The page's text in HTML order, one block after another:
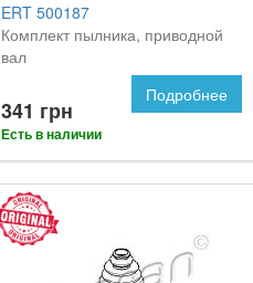
ERT 500187
Комплект пылника, приводной
вал
341 грн
Есть в наличии
Подробнее